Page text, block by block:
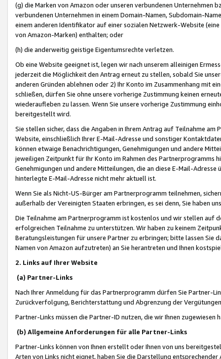
(g) die Marken von Amazon oder unseren verbundenen Unternehmen
verbundenen Unternehmen in einem Domain-Namen, Subdomain-
einem anderen Identifikator auf einer sozialen Netzwerk-Website
von Amazon-Marken) enthalten; oder
(h) die anderweitig geistige Eigentumsrechte verletzen.
Ob eine Website geeignet ist, legen wir nach unserem alleinigen
jederzeit die Möglichkeit den Antrag erneut zu stellen, sobald Sie
anderen Gründen ablehnen oder 2) Ihr Konto im Zusammenhang mit
schließen, dürfen Sie ohne unsere vorherige Zustimmung keinen
wiederaufleben zu lassen. Wenn Sie unsere vorherige Zustimmung
bereitgestellt wird.
Sie stellen sicher, dass die Angaben in Ihrem Antrag auf Teilnahme
Website, einschließlich Ihrer E-Mail-Adresse und sonstiger
können etwaige Benachrichtigungen, Genehmigungen und andere
jeweiligen Zeitpunkt für Ihr Konto im Rahmen des Partnerprogramms
Genehmigungen und andere Mitteilungen, die an diese E-Mail-
hinterlegte E-Mail-Adresse nicht mehr aktuell ist.
Wenn Sie als Nicht-US-Bürger am Partnerprogramm teilnehmen,
außerhalb der Vereinigten Staaten erbringen, es sei denn, Sie haben
Die Teilnahme am Partnerprogramm ist kostenlos und wir stellen auf
erfolgreichen Teilnahme zu unterstützen. Wir haben zu keinem
Beratungsleistungen für unsere Partner zu erbringen; bitte lassen Sie
Namen von Amazon aufzutreten) an Sie herantreten und Ihnen
2. Links auf Ihrer Website
(a) Partner-Links
Nach Ihrer Anmeldung für das Partnerprogramm dürfen Sie Partner-
Zurückverfolgung, Berichterstattung und Abgrenzung der
Partner-Links müssen die Partner-ID nutzen, die wir Ihnen zugewiesen
(b) Allgemeine Anforderungen für alle Partner-Links
Partner-Links können von Ihnen erstellt oder Ihnen von uns
Arten von Links nicht eignet, haben Sie die Darstellung